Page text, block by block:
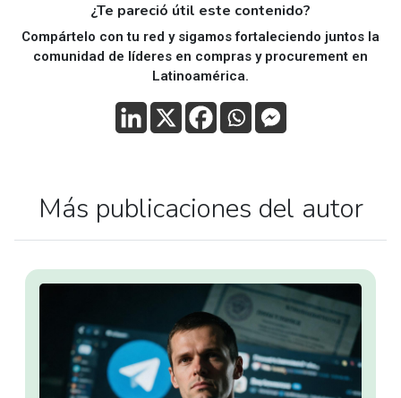
¿Te pareció útil este contenido?
Compártelo con tu red y sigamos fortaleciendo juntos la
comunidad de líderes en compras y procurement en
Latinoamérica.
Más publicaciones del autor